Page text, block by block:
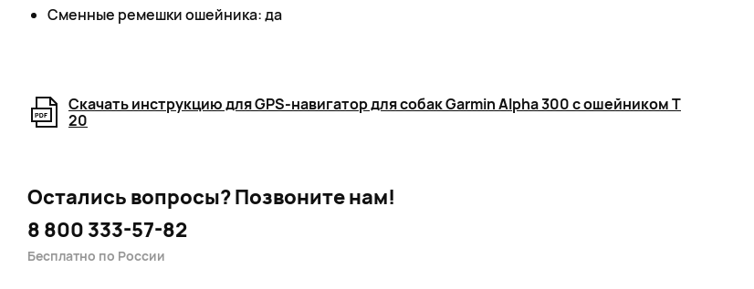
Сменные ремешки ошейника: да
Скачать инструкцию для GPS-навигатор для собак Garmin Alpha 300 с ошейником T
20
Остались вопросы?Позвоните нам!
8 800 333-57-82
Бесплатно по России